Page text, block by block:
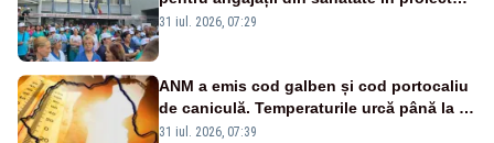
Legii salarizării
31 iul. 2026, 07:29
ANM a emis cod galben și cod portocaliu
de caniculă. Temperaturile urcă până la 38
de grade, iar nopțile devin tropicale
31 iul. 2026, 07:39